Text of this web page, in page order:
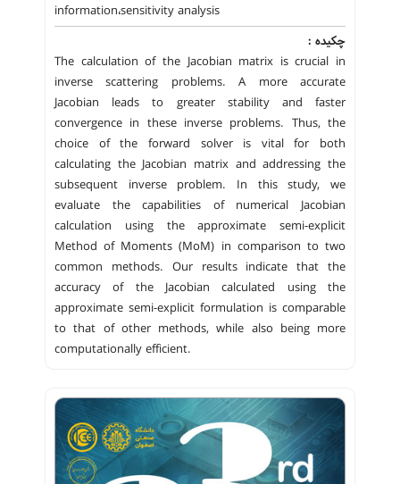
information،sensitivity analysis
چکیده :
The calculation of the Jacobian matrix is crucial in
inverse scattering problems. A more accurate
Jacobian leads to greater stability and faster
convergence in these inverse problems. Thus, the
choice of the forward solver is vital for both
calculating the Jacobian matrix and addressing the
subsequent inverse problem. In this study, we
evaluate the capabilities of numerical Jacobian
calculation using the approximate semi-explicit
Method of Moments (MoM) in comparison to two
common methods. Our results indicate that the
accuracy of the Jacobian calculated using the
approximate semi-explicit formulation is comparable
to that of other methods, while also being more
computationally efficient.